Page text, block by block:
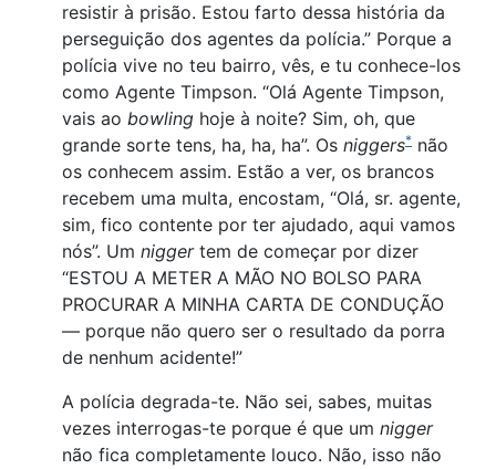
resistir à prisão. Estou farto dessa história da
perseguição dos agentes da polícia.” Porque a
polícia vive no teu bairro, vês, e tu conhece-los
como Agente Timpson. “Olá Agente Timpson,
vais ao bowling hoje à noite? Sim, oh, que
grande sorte tens, ha, ha, ha”. Os niggers* não
os conhecem assim. Estão a ver, os brancos
recebem uma multa, encostam, “Olá, sr. agente,
sim, fico contente por ter ajudado, aqui vamos
nós”. Um niggertem de começar por dizer
“ESTOU A METER A MÃO NO BOLSO PARA
PROCURAR A MINHA CARTA DE CONDUÇÃO
— porque não quero ser o resultado da porra
de nenhum acidente!”
A polícia degrada-te. Não sei, sabes, muitas
vezes interrogas-te porque é que um nigger
não fica completamente louco. Não, isso não